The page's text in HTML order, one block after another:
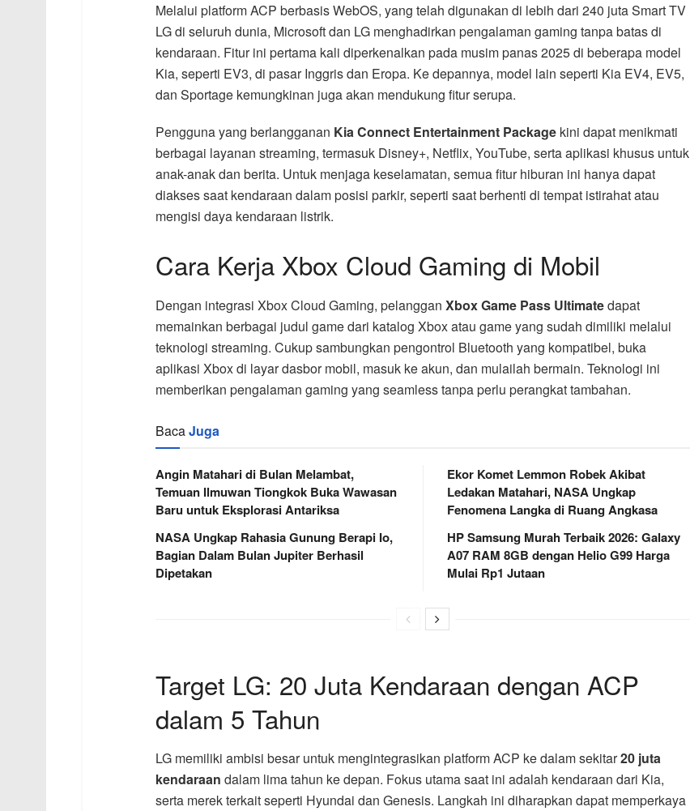
Melalui platform ACP berbasis WebOS, yang telah digunakan di lebih dari 240 juta Smart TV
LG di seluruh dunia, Microsoft dan LG menghadirkan pengalaman gaming tanpa batas di
kendaraan. Fitur ini pertama kali diperkenalkan pada musim panas 2025 di beberapa model
Kia, seperti EV3, di pasar Inggris dan Eropa. Ke depannya, model lain seperti Kia EV4, EV5,
dan Sportage kemungkinan juga akan mendukung fitur serupa.
Pengguna yang berlangganan Kia Connect Entertainment Package kini dapat menikmati
berbagai layanan streaming, termasuk Disney+, Netflix, YouTube, serta aplikasi khusus untuk
anak-anak dan berita. Untuk menjaga keselamatan, semua fitur hiburan ini hanya dapat
diakses saat kendaraan dalam posisi parkir, seperti saat berhenti di tempat istirahat atau
mengisi daya kendaraan listrik.
Cara Kerja Xbox Cloud Gaming di Mobil
Dengan integrasi Xbox Cloud Gaming, pelanggan Xbox Game Pass Ultimatedapat
memainkan berbagai judul game dari katalog Xbox atau game yang sudah dimiliki melalui
teknologi streaming. Cukup sambungkan pengontrol Bluetooth yang kompatibel, buka
aplikasi Xbox di layar dasbor mobil, masuk ke akun, dan mulailah bermain. Teknologi ini
memberikan pengalaman gaming yang seamless tanpa perlu perangkat tambahan.
BacaJuga
Angin Matahari di Bulan Melambat,
Temuan Ilmuwan Tiongkok Buka Wawasan
Baru untuk Eksplorasi Antariksa
NASA Ungkap Rahasia Gunung Berapi Io,
Bagian Dalam Bulan Jupiter Berhasil
Dipetakan
Ekor Komet Lemmon Robek Akibat
Ledakan Matahari, NASA Ungkap
Fenomena Langka di Ruang Angkasa
HP Samsung Murah Terbaik 2026: Galaxy
A07 RAM 8GB dengan Helio G99 Harga
Mulai Rp1 Jutaan
Target LG: 20 Juta Kendaraan dengan ACP
dalam 5 Tahun
LG memiliki ambisi besar untuk mengintegrasikan platform ACP ke dalam sekitar20 juta
kendaraan dalam lima tahun ke depan. Fokus utama saat ini adalah kendaraan dari Kia,
serta merek terkait seperti Hyundai dan Genesis. Langkah ini diharapkan dapat memperkaya